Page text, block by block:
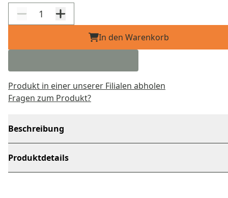
In den Warenkorb
Produkt in einer unserer Filialen abholen
Fragen zum Produkt?
Beschreibung
Produktdetails